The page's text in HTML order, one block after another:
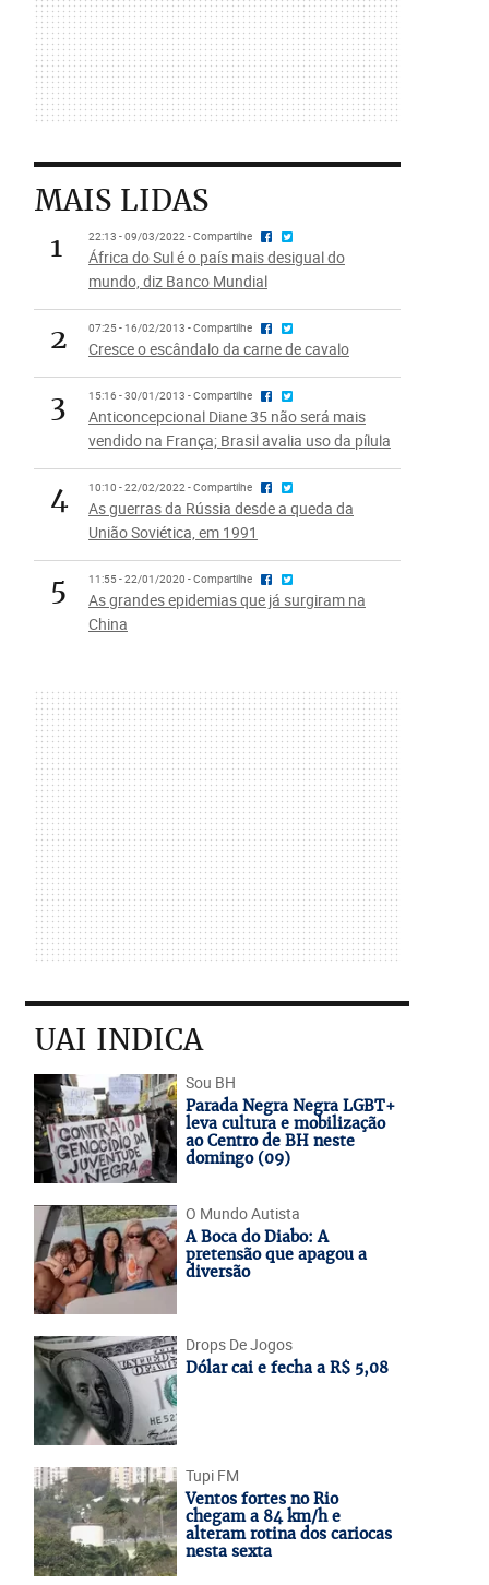
MAIS LIDAS
1
22:13 - 09/03/2022 - Compartilhe
África do Sul é o país mais desigual do
mundo, diz Banco Mundial
2 07:25 - 16/02/2013 - Compartilhe
Cresce o escândalo da carne de cavalo
3 15:16 - 30/01/2013 - Compartilhe
Anticoncepcional Diane 35 não será mais
vendido na França; Brasil avalia uso da pílula
4 10:10 - 22/02/2022 - Compartilhe
As guerras da Rússia desde a queda da
União Soviética, em 1991
5 11:55 - 22/01/2020 - Compartilhe
As grandes epidemias que já surgiram na
China
UAI INDICA
Sou BH
Parada Negra Negra LGBT+
leva cultura e mobilização
ao Centro de BH neste
domingo (09)
O Mundo Autista
A Boca do Diabo: A
pretensão que apagou a
diversão
Drops De Jogos
Dólar cai e fecha a R$ 5,08
Tupi FM
Ventos fortes no Rio
chegam a 84 km/h e
alteram rotina dos cariocas
nesta sexta